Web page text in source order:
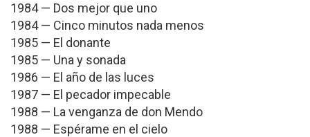
1984 — Dos mejor que uno
1984 — Cinco minutos nada menos
1985 — El donante
1985 — Una y sonada
1986 — El año de las luces
1987 — El pecador impecable
1988 — La venganza de don Mendo
1988 — Espérame en el cielo